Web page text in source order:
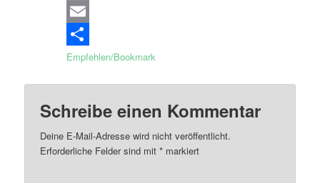
Email
Empfehlen/Bookmark
Schreibe einen Kommentar
Deine E-Mail-Adresse wird nicht veröffentlicht.
Erforderliche Felder sind mit* markiert